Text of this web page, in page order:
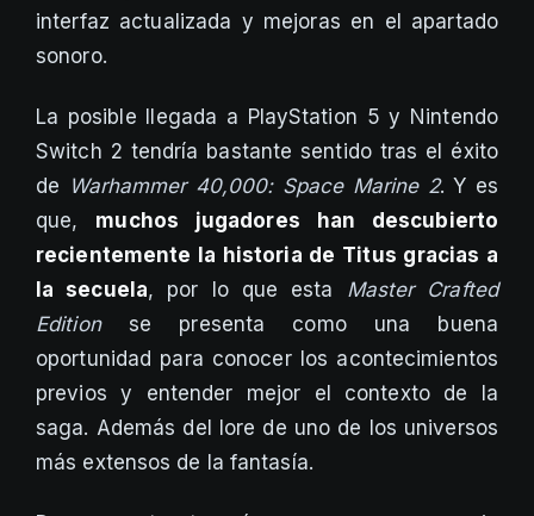
interfaz actualizada y mejoras en el apartado
sonoro.
La posible llegada a PlayStation 5 y Nintendo
Switch 2 tendría bastante sentido tras el éxito
de Warhammer 40,000: Space Marine 2. Y es
que, muchos jugadores han descubierto
recientemente la historia de Titus gracias a
la secuela, por lo que esta Master Crafted
Editionse presenta como una buena
oportunidad para conocer los acontecimientos
previos y entender mejor el contexto de la
saga. Además del lore de uno de los universos
más extensos de la fantasía.